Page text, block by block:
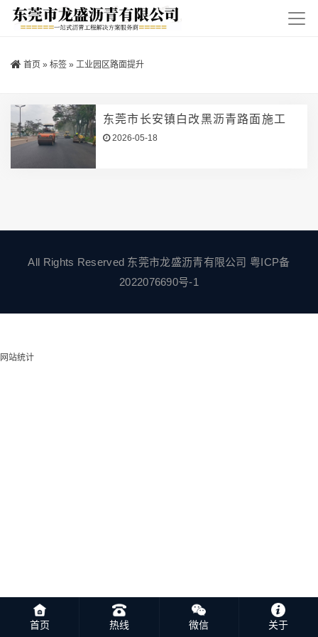
首页 » 标签 » 工业园区路面提升
东莞市长安镇白改黑沥青路面施工
2026-05-18
All Rights Reserved 东莞市龙盛沥青有限公司 粤ICP备
2022076690号-1
首页 热线 微信 关于
网站统计